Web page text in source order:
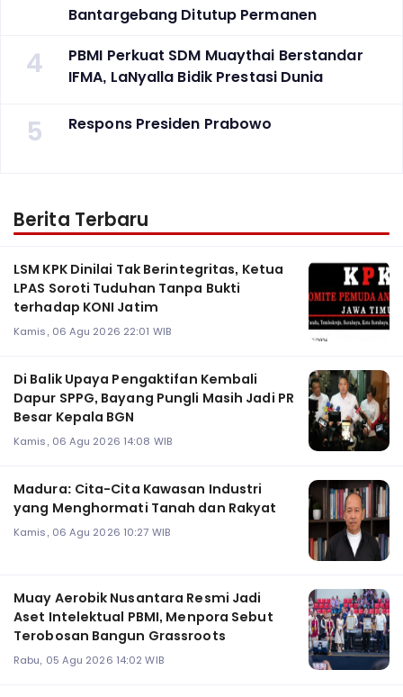
Bantargebang Ditutup Permanen
4
PBMI Perkuat SDM Muaythai Berstandar
IFMA, LaNyalla Bidik Prestasi Dunia
5 Respons Presiden Prabowo
Berita Terbaru
LSM KPK Dinilai Tak Berintegritas, Ketua
LPAS Soroti Tuduhan Tanpa Bukti
terhadap KONI Jatim
Kamis, 06 Agu 2026 22:01 WIB
Di Balik Upaya Pengaktifan Kembali
Dapur SPPG, Bayang Pungli Masih Jadi PR
Besar Kepala BGN
Kamis, 06 Agu 2026 14:08 WIB
Madura: Cita-Cita Kawasan Industri
yang Menghormati Tanah dan Rakyat
Kamis, 06 Agu 2026 10:27 WIB
Muay Aerobik Nusantara Resmi Jadi
Aset Intelektual PBMI, Menpora Sebut
Terobosan Bangun Grassroots
Rabu, 05 Agu 2026 14:02 WIB